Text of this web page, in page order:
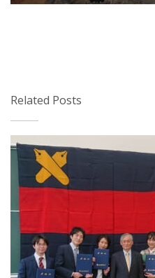
Related Posts